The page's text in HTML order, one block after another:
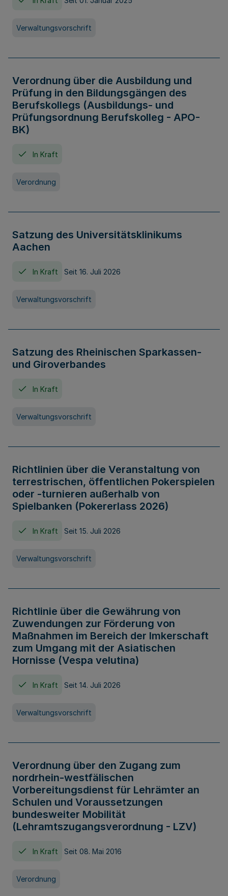
Verwaltungsvorschrift
Verordnung über die Ausbildung und
Prüfung in den Bildungsgängen des
Berufskollegs (Ausbildungs- und
Prüfungsordnung Berufskolleg - APO-
BK)
In Kraft
Verordnung
Satzung des Universitätsklinikums
Aachen
In Kraft Seit 16. Juli 2026
Verwaltungsvorschrift
Satzung des Rheinischen Sparkassen-
und Giroverbandes
In Kraft
Verwaltungsvorschrift
Richtlinien über die Veranstaltung von
terrestrischen, öffentlichen Pokerspielen
oder -turnieren außerhalb von
Spielbanken (Pokererlass 2026)
In Kraft Seit 15. Juli 2026
Verwaltungsvorschrift
Richtlinie über die Gewährung von
Zuwendungen zur Förderung von
Maßnahmen im Bereich der Imkerschaft
zum Umgang mit der Asiatischen
Hornisse (Vespa velutina)
In Kraft Seit 14. Juli 2026
Verwaltungsvorschrift
Verordnung über den Zugang zum
nordrhein-westfälischen
Vorbereitungsdienst für Lehrämter an
Schulen und Voraussetzungen
bundesweiter Mobilität
(Lehramtszugangsverordnung - LZV)
In Kraft Seit 08. Mai 2016
Verordnung